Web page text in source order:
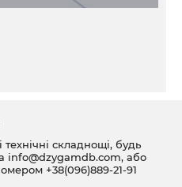
складнощі, будь
info@dzygamdb.com, або
+38(096)889-21-91